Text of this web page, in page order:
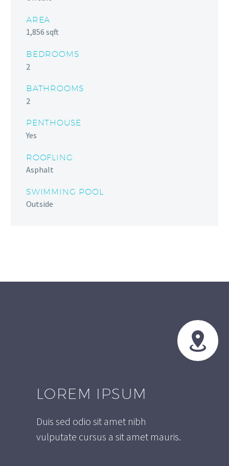
AREA
1,856 sqft
BEDROOMS
2
BATHROOMS
2
PENTHOUSE
Yes
ROOFLING
Asphalt
SWIMMING POOL
Outside


LOREM IPSUM
Duis sed odio sit amet nibh
vulputate cursus a sit amet mauris.